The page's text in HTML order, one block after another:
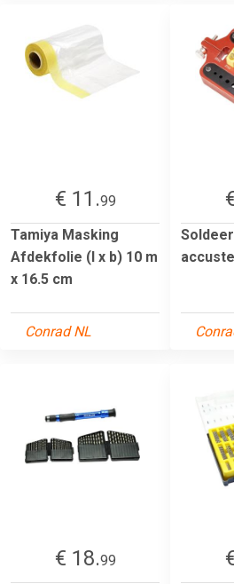
€ 11.99
Tamiya Masking
Afdekfolie (l x b) 10 m
x 16.5 cm
Conrad NL
€ 18.99